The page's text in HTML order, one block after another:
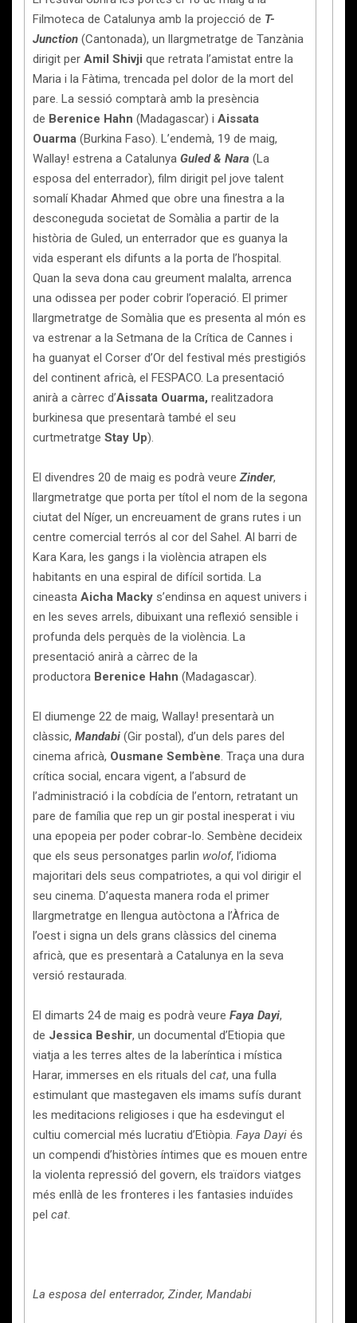
Filmoteca de Catalunya amb la projecció de T-
Junction (Cantonada), un llargmetratge de Tanzània
dirigit per Amil Shivji que retrata l’amistat entre la
Maria i la Fàtima, trencada pel dolor de la mort del
pare. La sessió comptarà amb la presència
de Berenice Hahn (Madagascar) i Aissata
Ouarma (Burkina Faso). L’endemà, 19 de maig,
Wallay! estrena a Catalunya Guled & Nara (La
esposa del enterrador), film dirigit pel jove talent
somalí Khadar Ahmed que obre una finestra a la
desconeguda societat de Somàlia a partir de la
història de Guled, un enterrador que es guanya la
vida esperant els difunts a la porta de l’hospital.
Quan la seva dona cau greument malalta, arrenca
una odissea per poder cobrir l’operació. El primer
llargmetratge de Somàlia que es presenta al món es
va estrenar a la Setmana de la Crítica de Cannes i
ha guanyat el Corser d’Or del festival més prestigiós
del continent africà, el FESPACO. La presentació
anirà a càrrec d’Aissata Ouarma, realitzadora
burkinesa que presentarà també el seu
curtmetratge Stay Up).
El divendres 20 de maig es podrà veureZinder,
llargmetratge que porta per títol el nom de la segona
ciutat del Níger, un encreuament de grans rutes i un
centre comercial terrós al cor del Sahel. Al barri de
Kara Kara, les gangs i la violència atrapen els
habitants en una espiral de difícil sortida. La
cineasta Aicha Macky s’endinsa en aquest univers i
en les seves arrels, dibuixant una reflexió sensible i
profunda dels perquès de la violència. La
presentació anirà a càrrec de la
productora Berenice Hahn (Madagascar).
El diumenge 22 de maig, Wallay! presentarà un
clàssic, Mandabi (Gir postal), d’un dels pares del
cinema africà, Ousmane Sembène. Traça una dura
crítica social, encara vigent, a l’absurd de
l’administració i la cobdícia de l’entorn, retratant un
pare de família que rep un gir postal inesperat i viu
una epopeia per poder cobrar-lo. Sembène decideix
que els seus personatges parlin wolof, l’idioma
majoritari dels seus compatriotes, a qui vol dirigir el
seu cinema. D’aquesta manera roda el primer
llargmetratge en llengua autòctona a l’Àfrica de
l’oest i signa un dels grans clàssics del cinema
africà, que es presentarà a Catalunya en la seva
versió restaurada.
El dimarts 24 de maig es podrà veure Faya Dayi,
de Jessica Beshir, un documental d’Etiopia que
viatja a les terres altes de la laberíntica i mística
Harar, immerses en els rituals del cat, una fulla
estimulant que mastegaven els imams sufís durant
les meditacions religioses i que ha esdevingut el
cultiu comercial més lucratiu d’Etiòpia. Faya Dayi és
un compendi d’històries íntimes que es mouen entre
la violenta repressió del govern, els traïdors viatges
més enllà de les fronteres i les fantasies induïdes
pel cat.
La esposa del enterrador, Zinder, Mandabi